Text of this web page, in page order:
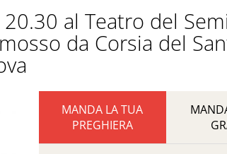
al Teatro del
da Corsia del
MANDA LA TUA
PREGHIERA